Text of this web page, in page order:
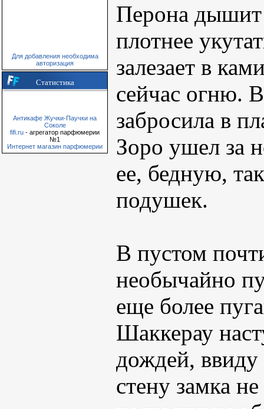
Для добавления необходима
авторизация
Статистика
Антикафе Жучки-Паучки на
Соколе
fifi.ru - агрегатор парфюмерии
№1
Интернет магазин парфюмерии
Перона дышит
плотнее
залезает в
сейчас огню.
забросила в
Зоро ушел за
ее, бедную,
подушек.
В пустом
необычайно
еще более
Шаккерау
дождей, ввиду
стену замка